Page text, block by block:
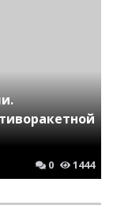
0 1444